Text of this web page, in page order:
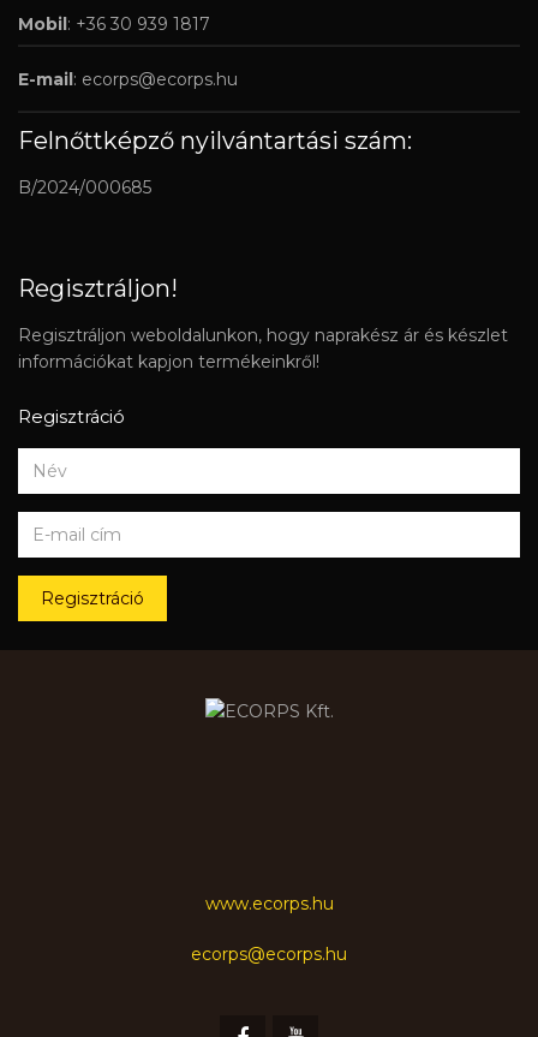
Mobil : +36 30 939 1817
E-mail : ecorps@ecorps.hu
Felnőttképző nyilvántartási szám:
B/2024/000685
Regisztráljon!
Regisztráljon weboldalunkon, hogy naprakész ár és készlet
információkat kapjon termékeinkről!
Regisztráció
Regisztráció
www.ecorps.hu
ecorps@ecorps.hu